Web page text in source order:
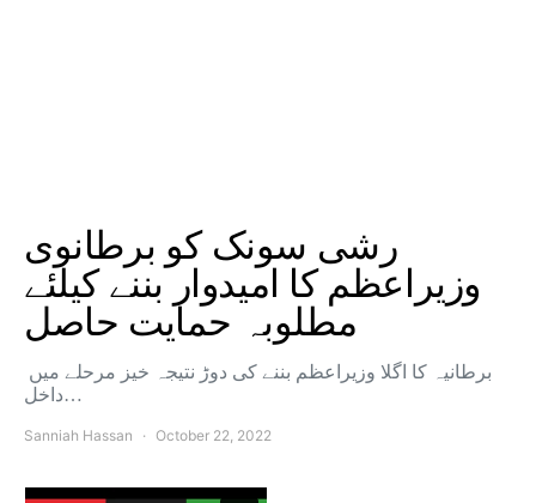
رشی سونک کو برطانوی
وزیراعظم کا امیدوار بننے کیلئے
مطلوبہ حمایت حاصل
داخل…
Sanniah Hassan October 22, 2022